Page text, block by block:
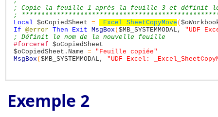
; Copie la feuille 1 après la feuille 3 et définit le
;
Local $oCopiedSheet = _Excel_SheetCopyMove (
If @error Then Exit MsgBox ( $MB_SYSTEMMODAL ,
"UDF
; Définit le nom de la nouvelle feuille
#forceref $oCopiedSheet
$oCopiedSheet .Name =
"Feuille copiée"
MsgBox ( $MB_SYSTEMMODAL , "UDF Excel:
Exemple 2